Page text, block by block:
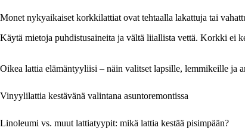
Monet nykyaikaiset korkkilattiat ovat tehtaalla lakattuja tai
Käytä mietoja puhdistusaineita ja vältä liiallista vettä. Korkki ei
Oikea lattia elämäntyyliisi – näin valitset lapsille, lemmikeille ja
Vinyylilattia kestävänä valintana asuntoremontissa
Linoleumi vs. muut lattiatyypit: mikä lattia kestää pisimpään?